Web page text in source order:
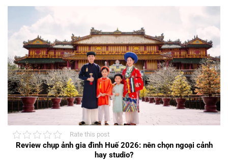
Rate this post
Review chụp ảnh gia đình Huế 2026: nên chọn ngoại cảnh
hay studio?